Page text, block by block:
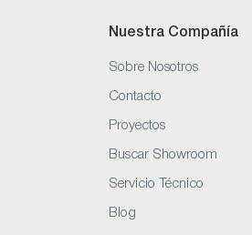
Nuestra Compañía
Sobre Nosotros
Contacto
Proyectos
Buscar Showroom
Servicio Técnico
Blog